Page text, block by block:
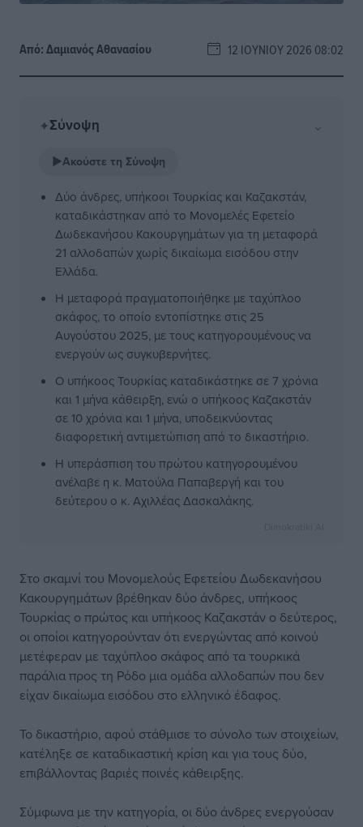
Από:Δαμιανός Αθανασίου 12 ΙΟΥΝΊΟΥ 2026 08:02
✦Σύνοψη ⌄
▶Ακούστε τη Σύνοψη
Δύο άνδρες, υπήκοοι Τουρκίας και Καζακστάν,
καταδικάστηκαν από το Μονομελές Εφετείο
Δωδεκανήσου Κακουργημάτων για τη μεταφορά
21 αλλοδαπών χωρίς δικαίωμα εισόδου στην
Ελλάδα.
Η μεταφορά πραγματοποιήθηκε με ταχύπλοο
σκάφος, το οποίο εντοπίστηκε στις 25
Αυγούστου 2025, με τους κατηγορουμένους να
ενεργούν ως συγκυβερνήτες.
Ο υπήκοος Τουρκίας καταδικάστηκε σε 7 χρόνια
και 1 μήνα κάθειρξη, ενώ ο υπήκοος Καζακστάν
σε 10 χρόνια και 1 μήνα, υποδεικνύοντας
διαφορετική αντιμετώπιση από το δικαστήριο.
Η υπεράσπιση του πρώτου κατηγορουμένου
ανέλαβε η κ. Ματούλα Παπαβεργή και του
δεύτερου ο κ. Αχιλλέας Δασκαλάκης.
Στο σκαμνί του Μονομελούς Εφετείου Δωδεκανήσου
Κακουργημάτων βρέθηκαν δύο άνδρες, υπήκοος
Τουρκίας ο πρώτος και υπήκοος Καζακστάν ο δεύτερος,
οι οποίοι κατηγορούνταν ότι ενεργώντας από κοινού
μετέφεραν με ταχύπλοο σκάφος από τα τουρκικά
παράλια προς τη Ρόδο μια ομάδα αλλοδαπών που δεν
είχαν δικαίωμα εισόδου στο ελληνικό έδαφος.
Το δικαστήριο, αφού στάθμισε το σύνολο των στοιχείων,
κατέληξε σε καταδικαστική κρίση και για τους δύο,
επιβάλλοντας βαριές ποινές κάθειρξης.
Σύμφωνα με την κατηγορία, οι δύο άνδρες ενεργούσαν